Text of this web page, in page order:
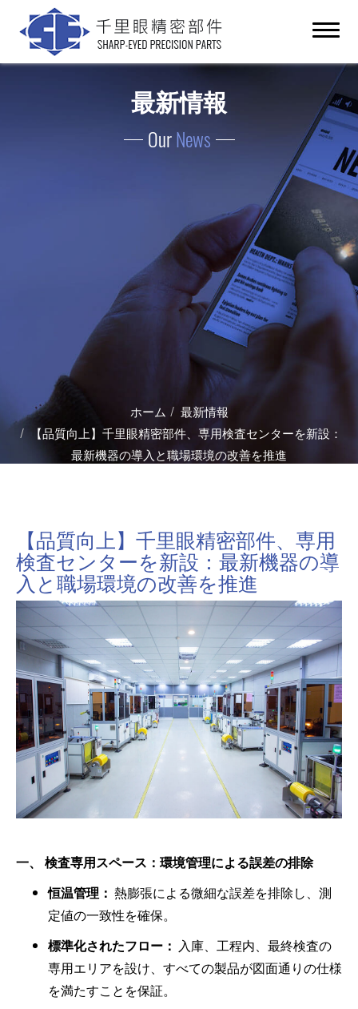
最新情報
OurNews
ホーム
最新情報
【品質向上】千里眼精密部件、専用検査センターを新設：
最新機器の導入と職場環境の改善を推進
【品質向上】千里眼精密部件、専用
検査センターを新設：最新機器の導
入と職場環境の改善を推進
一、 検査専用スペース：環境管理による誤差の排除
恒温管理： 熱膨張による微細な誤差を排除し、測
定値の一致性を確保。
標準化されたフロー： 入庫、工程内、最終検査の
専用エリアを設け、すべての製品が図面通りの仕様
を満たすことを保証。